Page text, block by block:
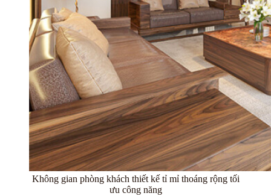
Không gian phòng khách thiết kế tỉ mỉ thoáng rộng tối
ưu công năng